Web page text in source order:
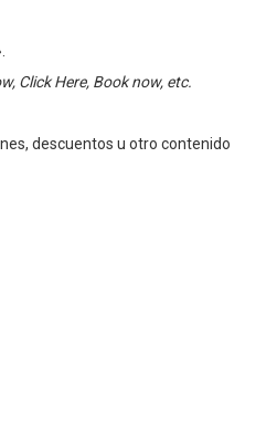
Click Here, Book now, etc.
descuentos u otro contenido